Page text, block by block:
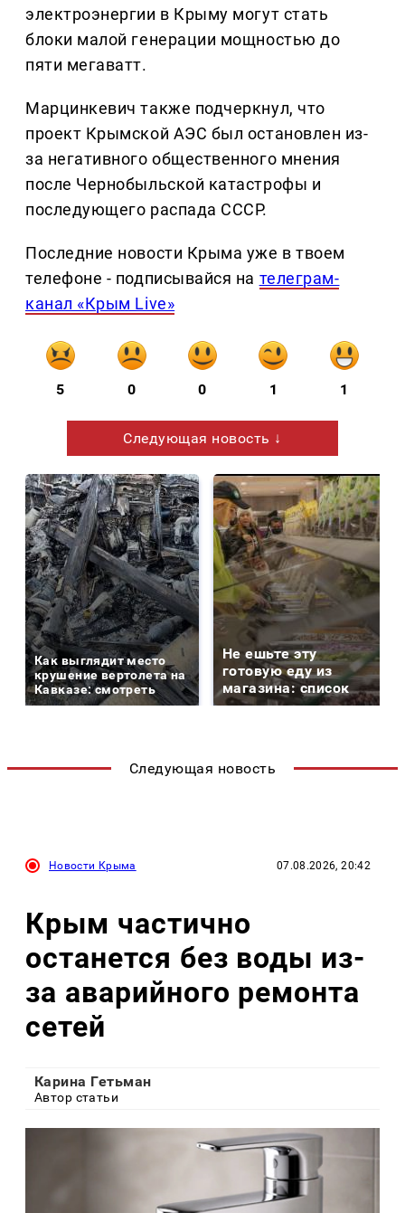
электроэнергии в Крыму могут стать
блоки малой генерации мощностью до
пяти мегаватт.
Марцинкевич также подчеркнул, что
проект Крымской АЭС был остановлен из-
за негативного общественного мнения
после Чернобыльской катастрофы и
последующего распада СССР.
Последние новости Крыма уже в твоем
телефоне - подписывайся на телеграм-
канал «Крым Live»
5 0 0 1 1
Следующая новость ↓
Как выглядит место
крушение вертолета на
Кавказе: смотреть
Не ешьте эту
готовую еду из
магазина: список
Следующая новость
Новости Крыма 07.08.2026, 20:42
Крым частично
останется без воды из-
за аварийного ремонта
сетей
Карина Гетьман
Автор статьи